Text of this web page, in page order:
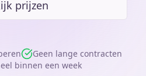
prijzen
Geen lange contracten
binnen een week